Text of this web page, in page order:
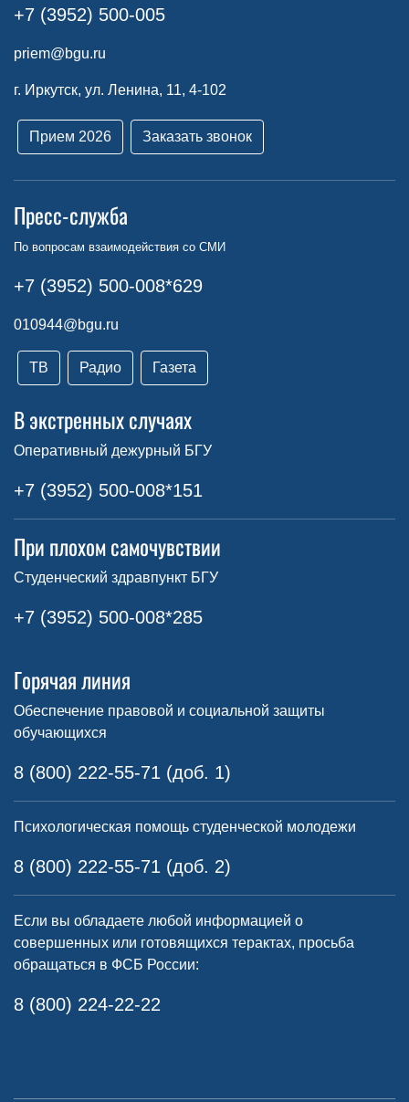
+7 (3952) 500-005
priem@bgu.ru
г. Иркутск, ул. Ленина, 11, 4-102
Прием 2026 Заказать звонок
Пресс-служба
По вопросам взаимодействия со СМИ
+7 (3952) 500-008*629
010944@bgu.ru
ТВ Радио Газета
В экстренных случаях
Оперативный дежурный БГУ
+7 (3952) 500-008*151
При плохом самочувствии
Студенческий здравпункт БГУ
+7 (3952) 500-008*285
Горячая линия
Обеспечение правовой и социальной защиты
обучающихся
8 (800) 222-55-71 (доб. 1)
Психологическая помощь студенческой молодежи
8 (800) 222-55-71 (доб. 2)
Если вы обладаете любой информацией о
совершенных или готовящихся терактах, просьба
обращаться в ФСБ России:
8 (800) 224-22-22